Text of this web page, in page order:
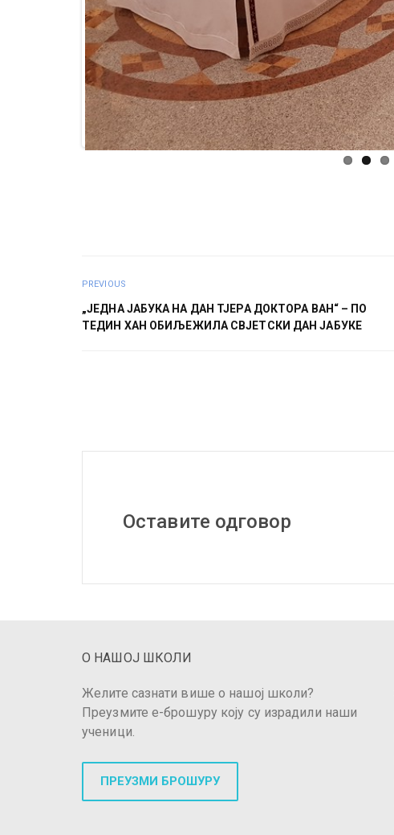
PREVIOUS
„ЈЕДНА ЈАБУКА НА ДАН ТЈЕРА ДОКТОРА ВАН“ – ПО
ТЕДИН ХАН ОБИЉЕЖИЛА СВЈЕТСКИ ДАН ЈАБУКЕ
Оставите одговор
О НАШОЈ ШКОЛИ
Желите сазнати више о нашој школи?
Преузмите е-брошуру коју су израдили наши
ученици.
ПРЕУЗМИ БРОШУРУ